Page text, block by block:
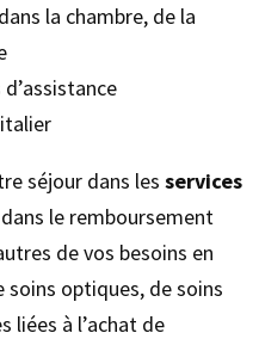
la chambre, de la
séjour dans les services
le remboursement
de vos besoins en
optiques, de soins
liées à l’achat de